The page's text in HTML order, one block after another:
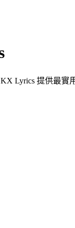
Lyrics 提供最